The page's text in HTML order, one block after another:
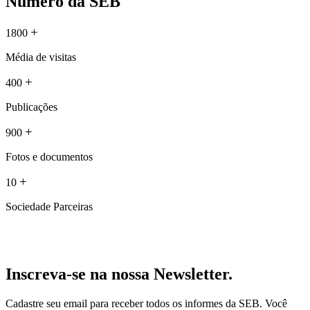
1800 +
Média de visitas
400 +
Publicações
900 +
Fotos e documentos
10 +
Sociedade Parceiras
Inscreva-se na nossa Newsletter.
Cadastre seu email para receber todos os informes da SEB. Você